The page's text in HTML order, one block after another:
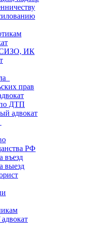
СИЗО, ИК
прав
ДТП
адвокат
РФ
въезд
выезд